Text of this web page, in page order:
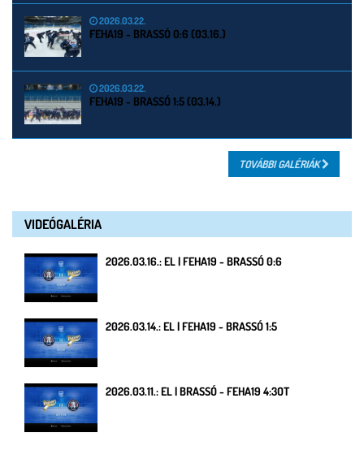
2026.03.22.
FEHA19 - BRASSÓ 0:6 (03.16.)
2026.03.22.
FEHA19 - BRASSÓ 1:5 (03.14.)
TOVÁBBI GALÉRIÁK
VIDEÓGALÉRIA
2026.03.16.: EL | FEHA19 - BRASSÓ 0:6
2026.03.14.: EL | FEHA19 - BRASSÓ 1:5
2026.03.11.: EL | BRASSÓ - FEHA19 4:3OT